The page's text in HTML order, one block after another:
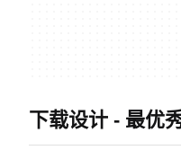
下载设计 - 最优